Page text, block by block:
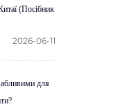
(Посібник
2026-06-11
для